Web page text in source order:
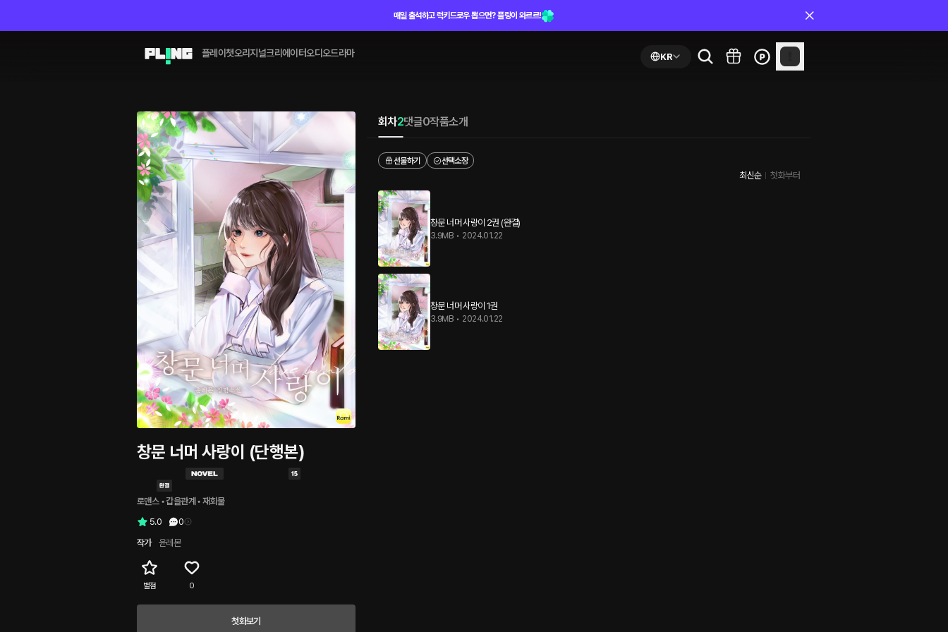
매일 출석하고 럭키드로우 뽑으면? 플링이 와르르!
플레이챗오리지널크리에이터오디오드라마 KR
창문 너머 사랑이 (단행본)
로맨스 • 갑을관계 • 재회물
5.0
0
작가
윤레몬
별점 0
첫화보기
회차2댓글0작품소개
선물하기 선택소장
최신순 첫화부터
창문 너머 사랑이 2권 (완결)
3.9MB • 2024.01.22
창문 너머 사랑이 1권
3.9MB • 2024.01.22